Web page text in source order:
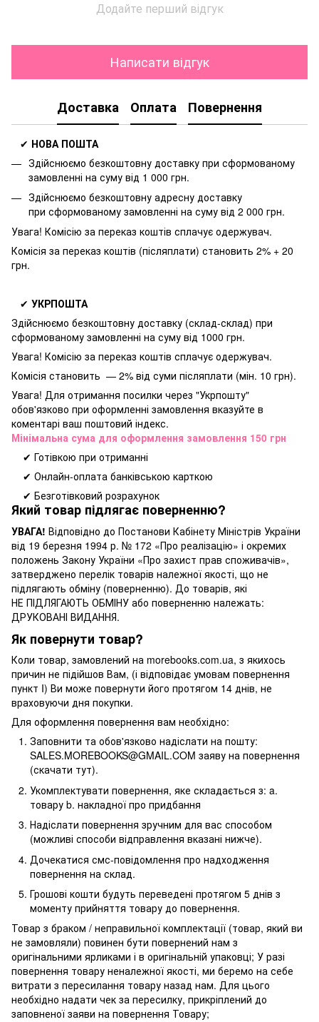
Додайте перший відгук
Написати відгук
Доставка Оплата Повернення
✔ НОВА ПОШТА
Здійснюємо безкоштовну доставку при сформованому
замовленні на суму від 1 000 грн.
Здійснюємо безкоштовну адресну доставку
при сформованому замовленні на суму від 2 000 грн.
Увага! Комісію за переказ коштів сплачує одержувач.
Комісія за переказ коштів (післяплати) становить 2% + 20
грн.
✔ УКРПОШТА
Здійснюємо безкоштовну доставку (склад-склад) при
сформованому замовленні на суму від 1000 грн.
Увага! Комісію за переказ коштів сплачує одержувач.
Комісія становить — 2% від суми післяплати (мін. 10 грн).
Увага! Для отримання посилки через "Укрпошту"
обов'язково при оформленні замовлення вказуйте в
коментарі ваш поштовий індекс.
Мінімальна сума для оформлення замовлення 150 грн
✔ Готівкою при отриманні
✔ Онлайн-оплата банківською карткою
✔ Безготівковий розрахунок
Який товар підлягає поверненню?
УВАГА! Відповідно до Постанови Кабінету Міністрів України
від 19 березня 1994 р. № 172 «Про реалізацію» і окремих
положень Закону України «Про захист прав споживачів»,
затверджено перелік товарів належної якості, що не
підлягають обміну (поверненню). До товарів, які
НЕ ПІДЛЯГАЮТЬ ОБМІНУ або поверненню належать:
ДРУКОВАНІ ВИДАННЯ.
Як повернути товар?
Коли товар, замовлений на morebooks.com.ua, з якихось
причин не підійшов Вам, (і відповідає умовам повернення
пункт I) Ви може повернути його протягом 14 днів, не
враховуючи дня покупки.
Для оформлення повернення вам необхідно:
Заповнити та обов'язково надіслати на пошту:
SALES.MOREBOOKS@GMAIL.COM заяву на повернення
(скачати тут).
Укомплектувати повернення, яке складається з: a.
товару b. накладної про придбання
Надіслати повернення зручним для вас способом
(можливі способи відправлення вказані нижче).
Дочекатися смс-повідомлення про надходження
повернення на склад.
Грошові кошти будуть переведені протягом 5 днів з
моменту прийняття товару до повернення.
Товар з браком / неправильної комплектації (товар, який ви
не замовляли) повинен бути повернений нам з
оригінальними ярликами і в оригінальній упаковці; У разі
повернення товару неналежної якості, ми беремо на себе
витрати з пересилання товару назад нам. Для цього
необхідно надати чек за пересилку, прикріплений до
заповненої заяви на повернення Товару;